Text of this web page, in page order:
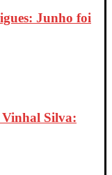
Junho foi
Silva: